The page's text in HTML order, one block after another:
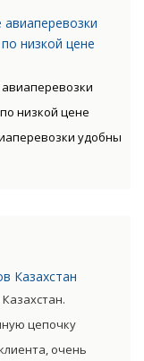
Но стоимость
преимуществами
Грузы
быстро, без
перевозки
доставка морем
авиаперевозки
низкой цене
низкой цене
удобны
Казахстан
цепочку
очень